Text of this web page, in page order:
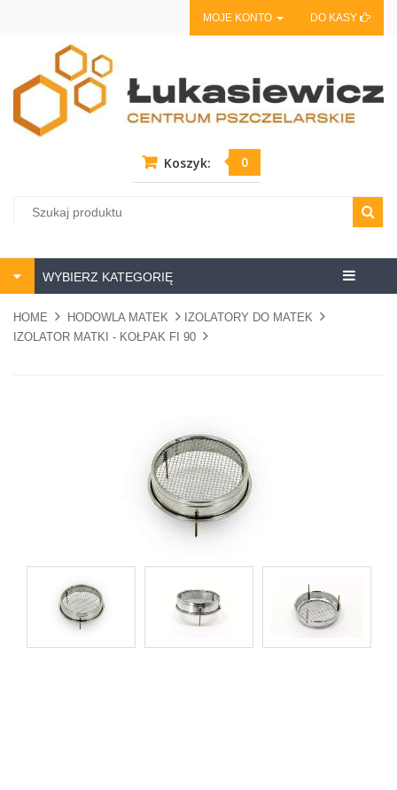
MOJE KONTO DO KASY
Koszyk: 0
Centrum
WYBIERZ KATEGORIĘ
HOME HODOWLA MATEK
IZOLATORY DO MATEK
IZOLATOR MATKI - KOŁPAK FI 90